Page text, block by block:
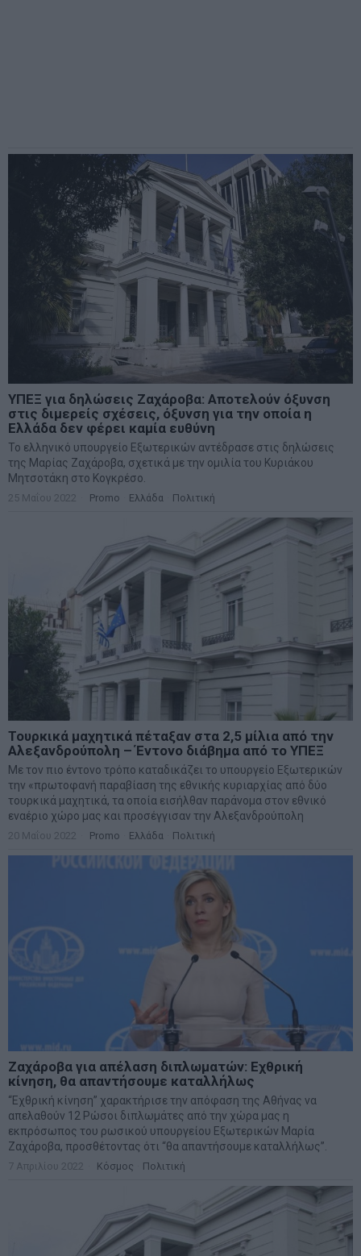
ΥΠΕΞ για δηλώσεις Ζαχάροβα: Αποτελούν όξυνση
στις διμερείς σχέσεις, όξυνση για την οποία η
Ελλάδα δεν φέρει καμία ευθύνη
Το ελληνικό υπουργείο Εξωτερικών αντέδρασε στις δηλώσεις
της Μαρίας Ζαχάροβα, σχετικά με την ομιλία του Κυριάκου
Μητσοτάκη στο Κογκρέσο.
25 Μαΐου 2022 Promo Ελλάδα Πολιτική
Τουρκικά μαχητικά πέταξαν στα 2,5 μίλια από την
Αλεξανδρούπολη – Έντονο διάβημα από το ΥΠΕΞ
Με τον πιο έντονο τρόπο καταδικάζει το υπουργείο Εξωτερικών
την «πρωτοφανή παραβίαση της εθνικής κυριαρχίας από δύο
τουρκικά μαχητικά, τα οποία εισήλθαν παράνομα στον εθνικό
εναέριο χώρο μας και προσέγγισαν την Αλεξανδρούπολη
20 Μαΐου 2022 Promo Ελλάδα Πολιτική
Ζαχάροβα για απέλαση διπλωματών: Εχθρική
κίνηση, θα απαντήσουμε καταλλήλως
“Εχθρική κίνηση” χαρακτήρισε την απόφαση της Αθήνας να
απελαθούν 12 Ρώσοι διπλωμάτες από την χώρα μας η
εκπρόσωπος του ρωσικού υπουργείου Εξωτερικών Μαρία
Ζαχάροβα, προσθέτοντας ότι “θα απαντήσουμε καταλλήλως”.
7 Απριλίου 2022 Κόσμος Πολιτική